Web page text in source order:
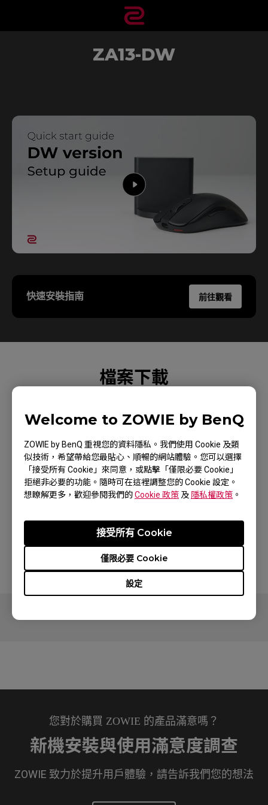
Welcome to ZOWIE by BenQ
ZOWIE by BenQ 重視您的資料隱私。我們使用 Cookie 及類
似技術，希望帶給您最貼心、順暢的網站體驗。您可以選擇
「接受所有 Cookie」來同意，或點擊「僅限必要 Cookie」
拒絕非必要的功能。隨時可在這裡調整您的 Cookie 設定。
想瞭解更多，歡迎參閱我們的Cookie 政策 及 隱私權政策 。
設定
僅限必要 Cookie
接受所有 Cookie
ZA13-DW
快速安裝指南 前往觀看
檔案下載
保固資訊
保固資訊
您對於購買 ZOWIE 的產品滿意嗎？
新機安裝與使用滿意度調查
ZOWIE 致力於提升用戶體驗，請告訴我們您的想法